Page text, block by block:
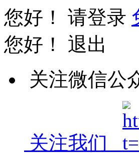
您好！ 请登录
您好！ 退出
关注微信公
关注我们